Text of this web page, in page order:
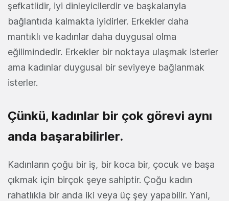
şefkatlidir, iyi dinleyicilerdir ve başkalarıyla
bağlantıda kalmakta iyidirler. Erkekler daha
mantıklı ve kadınlar daha duygusal olma
eğilimindedir. Erkekler bir noktaya ulaşmak isterler
ama kadınlar duygusal bir seviyeye bağlanmak
isterler.
Çünkü, kadınlar bir çok görevi aynı
anda başarabilirler.
Kadınların çoğu bir iş, bir koca bir, çocuk ve başa
çıkmak için birçok şeye sahiptir. Çoğu kadın
rahatlıkla bir anda iki veya üç şey yapabilir. Yani,